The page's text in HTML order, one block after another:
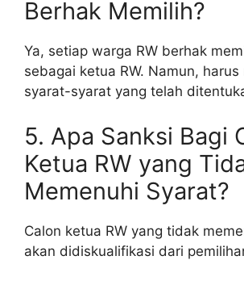
Berhak Memilih?
Ya, setiap warga RW berhak
sebagai ketua RW. Namun, harus
syarat-syarat yang telah
5. Apa Sanksi Bagi
Ketua RW yang
Memenuhi Syarat?
Calon ketua RW yang tidak
akan didiskualifikasi dari